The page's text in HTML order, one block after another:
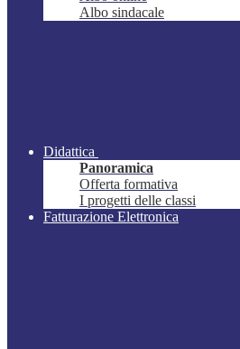
Albo sindacale
Didattica
Panoramica
Offerta formativa
I progetti delle classi
Fatturazione Elettronica